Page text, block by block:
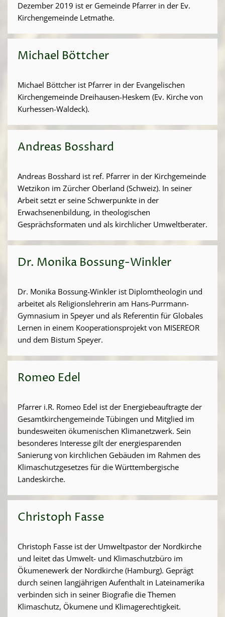
Dezember 2019 ist er Gemeinde Pfarrer in der Ev.
Kirchengemeinde Letmathe.
Michael Böttcher
Michael Böttcher ist Pfarrer in der Evangelischen
Kirchengemeinde Dreihausen-Heskem (Ev. Kirche von
Kurhessen-Waldeck).
Andreas Bosshard
Andreas Bosshard ist ref. Pfarrer in der Kirchgemeinde
Wetzikon im Zürcher Oberland (Schweiz). In seiner
Arbeit setzt er seine Schwerpunkte in der
Erwachsenenbildung, in theologischen
Gesprächsformaten und als kirchlicher Umweltberater.
Dr. Monika Bossung-Winkler
Dr. Monika Bossung-Winkler ist Diplomtheologin und
arbeitet als Religionslehrerin am Hans-Purrmann-
Gymnasium in Speyer und als Referentin für Globales
Lernen in einem Kooperationsprojekt von MISEREOR
und dem Bistum Speyer.
Romeo Edel
Pfarrer i.R. Romeo Edel ist der Energiebeauftragte der
Gesamtkirchengemeinde Tübingen und Mitglied im
bundesweiten ökumenischen Klimanetzwerk. Sein
besonderes Interesse gilt der energiesparenden
Sanierung von kirchlichen Gebäuden im Rahmen des
Klimaschutzgesetzes für die Württembergische
Landeskirche.
Christoph Fasse
Christoph Fasse ist der Umweltpastor der Nordkirche
und leitet das Umwelt- und Klimaschutzbüro im
Ökumenewerk der Nordkirche (Hamburg). Geprägt
durch seinen langjährigen Aufenthalt in Lateinamerika
verbinden sich in seiner Biografie die Themen
Klimaschutz, Ökumene und Klimagerechtigkeit.